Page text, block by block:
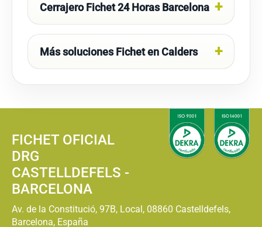
Cerrajero Fichet 24 Horas Barcelona
Más soluciones Fichet en Calders
FICHET OFICIAL
DRG
CASTELLDEFELS -
BARCELONA
Av. de la Constitució, 97B, Local, 08860 Castelldefels,
Barcelona, España